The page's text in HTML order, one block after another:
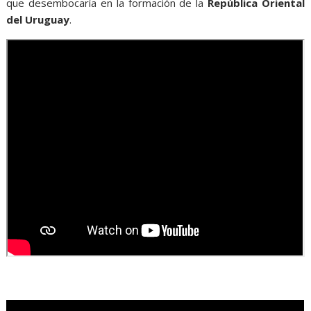
del Uruguay.